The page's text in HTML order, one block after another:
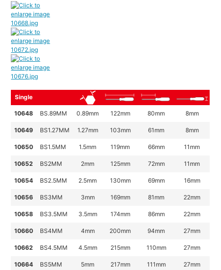
Single
10648 BS.89MM 0.89mm 122mm 80mm 8mm
10649 BS1.27MM 1.27mm 103mm 61mm 8mm
10650 BS1.5MM 1.5mm 119mm 66mm 11mm
10652 BS2MM 2mm 125mm 72mm 11mm
10654 BS2.5MM 2.5mm 130mm 69mm 16mm
10656 BS3MM 3mm 169mm 81 mm 22mm
10658 BS3.5MM 3.5mm 174mm 86mm 22mm
10660 BS4MM 4mm 200mm 94mm 27mm
10662 BS4.5MM 4.5mm 215mm 110mm 27mm
10664 BS5MM 5mm 217mm 111 mm 27mm